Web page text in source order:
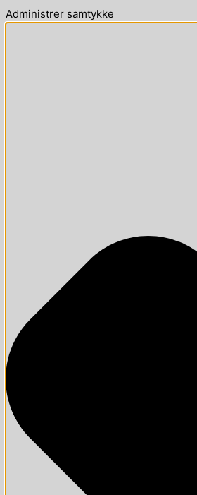
Administrer samtykke